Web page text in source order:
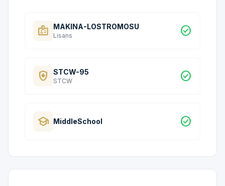
badge MAKINA-LOSTROMOSU
Lisans check_circle
health_and_safety STCW-95
STCW check_circle
school MiddleSchool check_circle